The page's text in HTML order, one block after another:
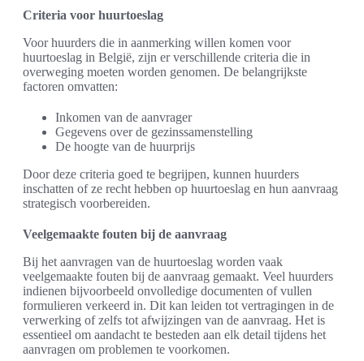
Criteria voor huurtoeslag
Voor huurders die in aanmerking willen komen voor
huurtoeslag in België, zijn er verschillende criteria die in
overweging moeten worden genomen. De belangrijkste
factoren omvatten:
Inkomen van de aanvrager
Gegevens over de gezinssamenstelling
De hoogte van de huurprijs
Door deze criteria goed te begrijpen, kunnen huurders
inschatten of ze recht hebben op huurtoeslag en hun aanvraag
strategisch voorbereiden.
Veelgemaakte fouten bij de aanvraag
Bij het aanvragen van de huurtoeslag worden vaak
veelgemaakte fouten bij de aanvraag gemaakt. Veel huurders
indienen bijvoorbeeld onvolledige documenten of vullen
formulieren verkeerd in. Dit kan leiden tot vertragingen in de
verwerking of zelfs tot afwijzingen van de aanvraag. Het is
essentieel om aandacht te besteden aan elk detail tijdens het
aanvragen om problemen te voorkomen.